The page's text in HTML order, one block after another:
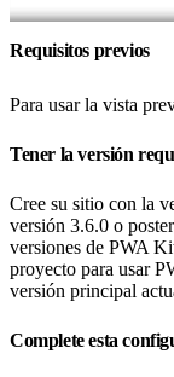
Requisitos previos
Para usar la vista
Tener la versión
Cree su sitio con la
versión 3.6.0 o
versiones de PWA
proyecto para usar
versión principal
Complete esta